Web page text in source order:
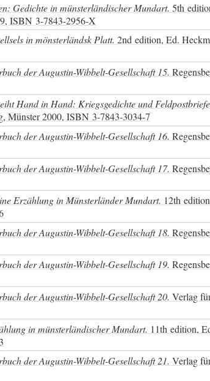
Gedichte in münsterländischer Mundart. 5th
ISBN 3-7843-2956-X
in mönsterländsk Platt. 2nd edition, Ed.
der Augustin-Wibbelt-Gesellschaft 15.
Hand in Hand: Kriegsgedichte und
Münster 2000,ISBN 3-7843-3034-7
der Augustin-Wibbelt-Gesellschaft 16.
der Augustin-Wibbelt-Gesellschaft 17.
Erzählung in Münsterländer Mundart. 12th
der Augustin-Wibbelt-Gesellschaft 18.
der Augustin-Wibbelt-Gesellschaft 19.
der Augustin-Wibbelt-Gesellschaft 20. Verlag
in münsterländischer Mundart. 11th edition,
der Augustin-Wibbelt-Gesellschaft 21. Verlag